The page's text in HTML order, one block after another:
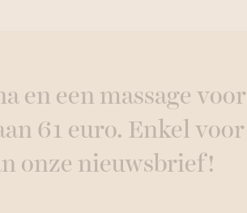
en een massage voor
61 euro. Enkel voor
onze nieuwsbrief!